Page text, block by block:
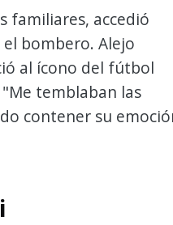
familiares, accedió
bombero. Alejo
al ícono del fútbol
temblaban las
contener su